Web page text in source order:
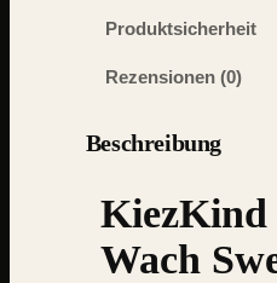
Produktsicherheit
Rezensionen (0)
Beschreibung
KiezKind
Wach